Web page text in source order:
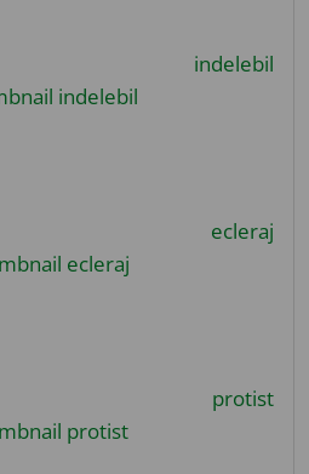
indelebil
ecleraj
protist